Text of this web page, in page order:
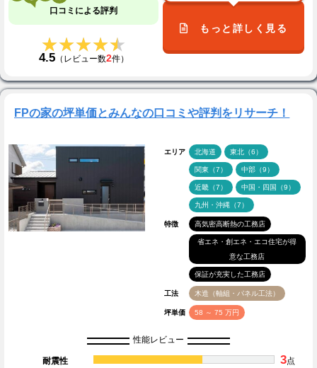
口コミによる評判
★★★★★
★★★★★
4.5（レビュー数2件）
もっと詳しく見る
FPの家の坪単価とみんなの口コミや評判をリサーチ！
エリア 北海道 東北（6）
関東（7） 中部（9）
近畿（7） 中国・四国（9）
九州・沖縄（7）
特徴 高気密高断熱の工務店
省エネ・創エネ・エコ住宅が得
意な工務店
保証が充実した工務店
工法 木造（軸組・パネル工法）
坪単価 58 ～ 75 万円
性能レビュー
耐震性 3点